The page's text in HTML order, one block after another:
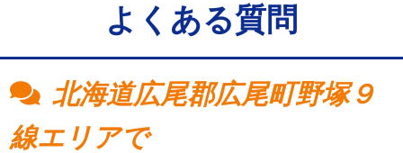
よくある質問
北海道広尾郡広尾町野塚９
線エリアで